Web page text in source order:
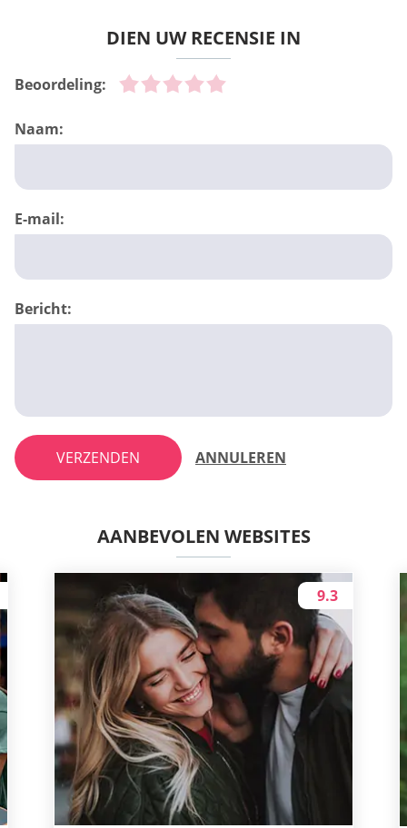
DIEN UW RECENSIE IN
Beoordeling:
Naam:
E-mail:
Bericht:
VERZENDEN ANNULEREN
AANBEVOLEN WEBSITES
9.3